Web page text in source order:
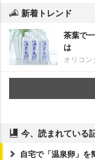
新着トレンド
茶葉で
は
オリコン
今、読まれている
自宅で「温泉卵」を